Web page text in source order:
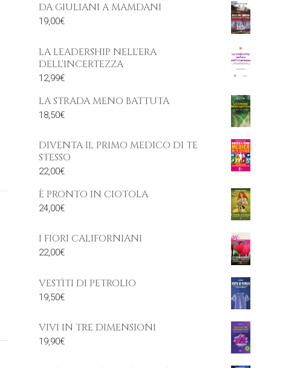
DA GIULIANI A MAMDANI
19,00€
LA LEADERSHIP NELL'ERA
DELL'INCERTEZZA
12,99€
LA STRADA MENO BATTUTA
18,50€
DIVENTA IL PRIMO MEDICO DI TE
STESSO
22,00€
È PRONTO IN CIOTOLA
24,00€
I FIORI CALIFORNIANI
22,00€
VESTÌTI DI PETROLIO
19,50€
VIVI IN TRE DIMENSIONI
19,90€